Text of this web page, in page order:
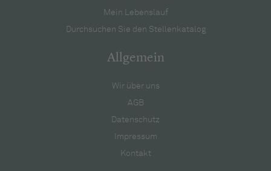
Mein Lebenslauf
Durchsuchen Sie den Stellenkatalog
Allgemein
Wir über uns
AGB
Datenschutz
Impressum
Kontakt